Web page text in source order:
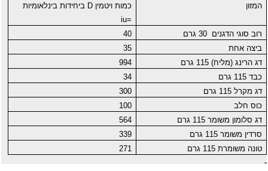
המזון
כמות ויטמיןD ביחידות בינלאומיות
=
iu
רוב סוגי הדגנים 30 גרם
40
ביצה אחת
35
דג הרינג (מליח) 115 גרם
994
כבד 115 גרם
34
דג מקרל 115 גרם
300
כוס חלב
100
דג סלומון משומר 115 גרם
564
סרדין משומר 115 גרם
339
טונה משומרת 115 גרם
271